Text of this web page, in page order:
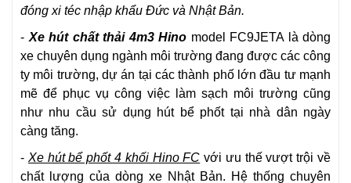
đóng xi téc nhập khẩu Đức và Nhật Bản.
- Xe hút chất thải 4m3 Hino model FC9JETA là dòng
xe chuyên dụng ngành môi trường đang được các công
ty môi trường, dự án tại các thành phố lớn đầu tư mạnh
mẽ để phục vụ công việc làm sạch môi trường cũng
như nhu cầu sử dụng hút bể phốt tại nhà dân ngày
càng tăng.
- Xe hút bể phốt 4 khối Hino FC với ưu thế vượt trội về
chất lượng của dòng xe Nhật Bản. Hệ thống chuyên